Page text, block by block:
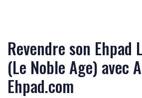
Revendre son Ehpad
(Le Noble Age) avec
Ehpad.com